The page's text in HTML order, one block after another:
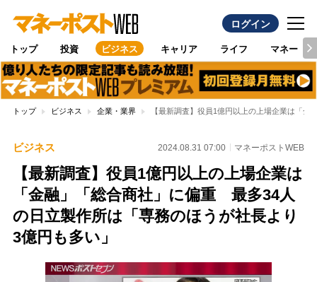
ログイン
トップ 投資 ビジネス キャリア ライフ マネー
トップ ビジネス 企業・業界 【最新調査】役員1億円以上の上場企業は「
ビジネス 2024.08.31 07:00 マネーポストWEB
【最新調査】役員1億円以上の上場企業は
「金融」「総合商社」に偏重 最多34人
の日立製作所は「専務のほうが社長より
3億円も多い」